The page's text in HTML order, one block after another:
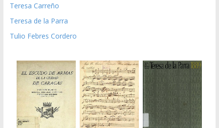
Teresa Carreño
Teresa de la Parra
Tulio Febres Cordero